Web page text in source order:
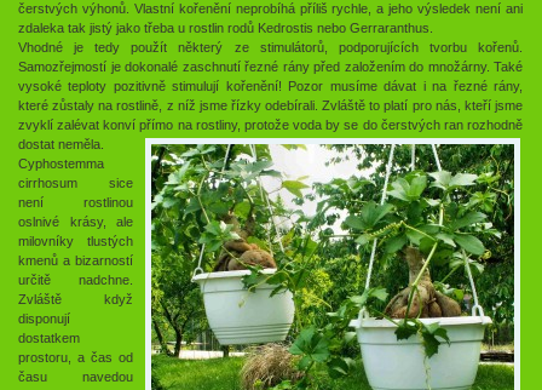
čerstvých výhonů. Vlastní kořenění neprobíhá příliš rychle, a jeho výsledek není ani
zdaleka tak jistý jako třeba u rostlin rodů Kedrostis nebo Gerraranthus.
Vhodné je tedy použít některý ze stimulátorů, podporujících tvorbu kořenů.
Samozřejmostí je dokonalé zaschnutí řezné rány před založením do množárny. Také
vysoké teploty pozitivně stimulují kořenění! Pozor musíme dávat i na řezné rány,
které zůstaly na rostlině, z níž jsme řízky odebírali. Zvláště to platí pro nás, kteří jsme
zvyklí zalévat konví přímo na rostliny, protože voda by se do čerstvých ran rozhodně
dostat neměla.
Cyphostemma
cirrhosum sice
není rostlinou
oslnivé krásy, ale
milovníky tlustých
kmenů a bizarností
určitě nadchne.
Zvláště když
disponují
dostatkem
prostoru, a čas od
času navedou